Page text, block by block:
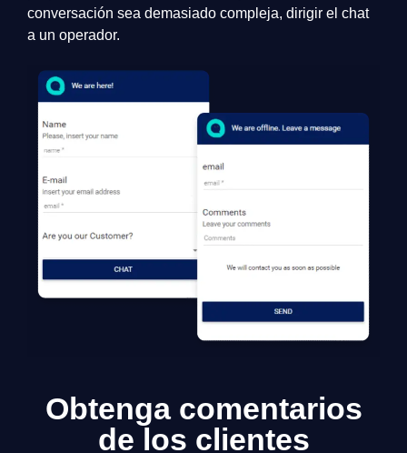
conversación sea demasiado compleja, dirigir el chat
a un operador.
Obtenga comentarios
de los clientes